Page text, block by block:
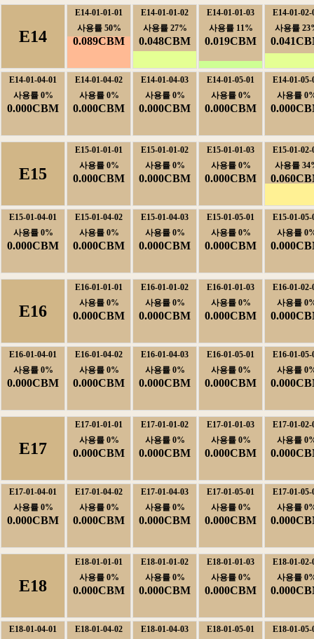
E14
E14-01-01-01
사용률50%
0.089CBM
E14-01-01-02
사용률27%
0.048CBM
E14-01-01-03
사용률11%
0.019CBM
E14-01-02-
사용률
E14-01-04-01
사용률0%
0.000CBM
E14-01-04-02
사용률0%
0.000CBM
E14-01-04-03
사용률0%
0.000CBM
E14-01-05-01
사용률0%
0.000CBM
E14-01-05-
사용률
E15
E15-01-01-01
사용률0%
0.000CBM
E15-01-01-02
사용률0%
0.000CBM
E15-01-01-03
사용률0%
0.000CBM
E15-01-02-
사용률
E15-01-04-01
사용률0%
0.000CBM
E15-01-04-02
사용률0%
0.000CBM
E15-01-04-03
사용률0%
0.000CBM
E15-01-05-01
사용률0%
0.000CBM
E15-01-05-
사용률
E16
E16-01-01-01
사용률0%
0.000CBM
E16-01-01-02
사용률0%
0.000CBM
E16-01-01-03
사용률0%
0.000CBM
E16-01-02-
사용률
E16-01-04-01
사용률0%
0.000CBM
E16-01-04-02
사용률0%
0.000CBM
E16-01-04-03
사용률0%
0.000CBM
E16-01-05-01
사용률0%
0.000CBM
E16-01-05-
사용률
E17
E17-01-01-01
사용률0%
0.000CBM
E17-01-01-02
사용률0%
0.000CBM
E17-01-01-03
사용률0%
0.000CBM
E17-01-02-
사용률
E17-01-04-01
사용률0%
0.000CBM
E17-01-04-02
사용률0%
0.000CBM
E17-01-04-03
사용률0%
0.000CBM
E17-01-05-01
사용률0%
0.000CBM
E17-01-05-
사용률
E18
E18-01-01-01
사용률0%
0.000CBM
E18-01-01-02
사용률0%
0.000CBM
E18-01-01-03
사용률0%
0.000CBM
E18-01-02-
사용률
E18-01-04-01
E18-01-04-02
E18-01-04-03
E18-01-05-01
E18-01-05-